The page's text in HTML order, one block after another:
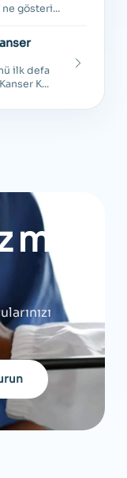
ne gösteri...
ilk defa
K...